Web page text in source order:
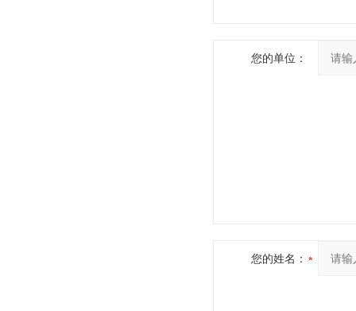
您的单位：
您的姓名：